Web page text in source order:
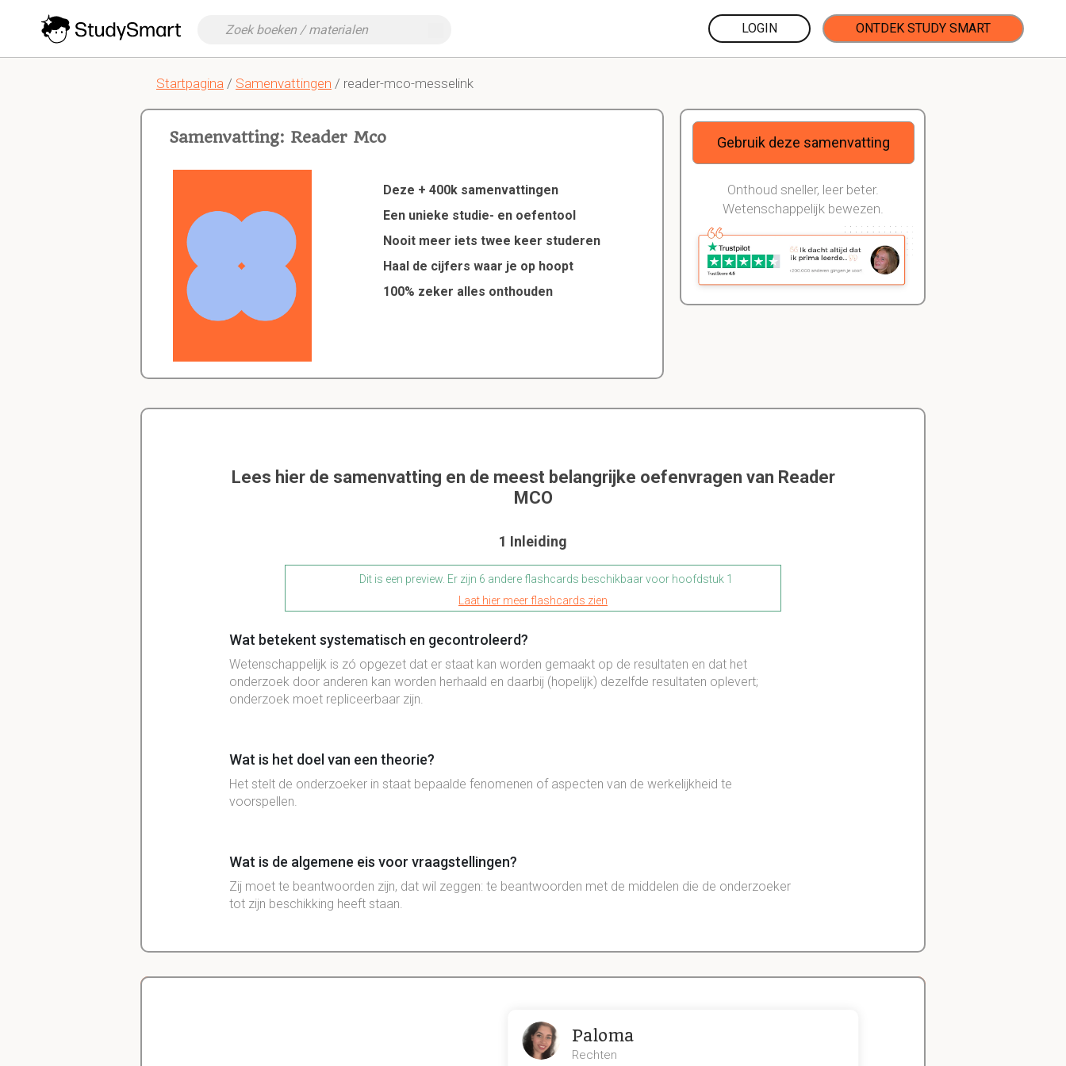
LOGIN ONTDEK STUDY SMART
Startpagina / Samenvattingen / reader-mco-messelink
Samenvatting: Reader Mco
Deze + 400k samenvattingen
Een unieke studie- en oefentool
Nooit meer iets twee keer studeren
Haal de cijfers waar je op hoopt
100% zeker alles onthouden
Gebruik deze samenvatting
Onthoud sneller, leer beter.
Wetenschappelijk bewezen.
Lees hier de samenvatting en de meest belangrijke oefenvragen van Reader
MCO
1 Inleiding
Dit is een preview. Er zijn 6 andere flashcards beschikbaar voor hoofdstuk 1
Laat hier meer flashcards zien
Wat betekent systematisch en gecontroleerd?
Wetenschappelijk is zó opgezet dat er staat kan worden gemaakt op de resultaten en dat het
onderzoek door anderen kan worden herhaald en daarbij (hopelijk) dezelfde resultaten oplevert;
onderzoek moet repliceerbaar zijn.
Wat is het doel van een theorie?
Het stelt de onderzoeker in staat bepaalde fenomenen of aspecten van de werkelijkheid te
voorspellen.
Wat is de algemene eis voor vraagstellingen?
Zij moet te beantwoorden zijn, dat wil zeggen: te beantwoorden met de middelen die de onderzoeker
tot zijn beschikking heeft staan.
Laat hier meer flashcards zienPaloma
Rechten